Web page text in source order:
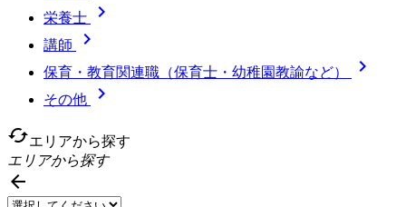
栄養士 
講師 
保育・教育関連職（保育士・幼稚園教諭など） 
その他

cachedエリアから探す
エリアから探す
